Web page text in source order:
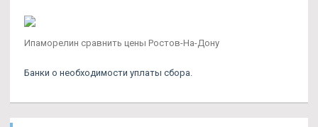
Ипаморелин сравнить цены Ростов-На-Дону
Банки о необходимости уплаты сбора.